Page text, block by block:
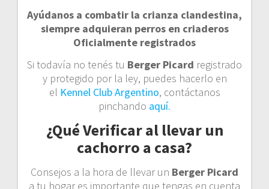
Ayúdanos a combatir la crianza clandestina,
siempre adquieran perros en criaderos
Oficialmente registrados
Si todavía no tenés tu Berger Picard registrado
y protegido por la ley, puedes hacerlo en
el Kennel Club Argentino, contáctanos
pinchando aquí.
¿Qué Verificar al llevar un
cachorro a casa?
Consejos a la hora de llevar un Berger Picard
a tu hogar es importante que tengas en cuenta